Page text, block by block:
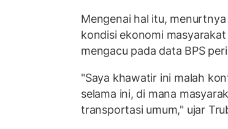
Mengenai hal itu,
kondisi ekonomi
mengacu pada data BPS
"Saya khawatir ini malah
selama ini, di mana
transportasi umum," ujar